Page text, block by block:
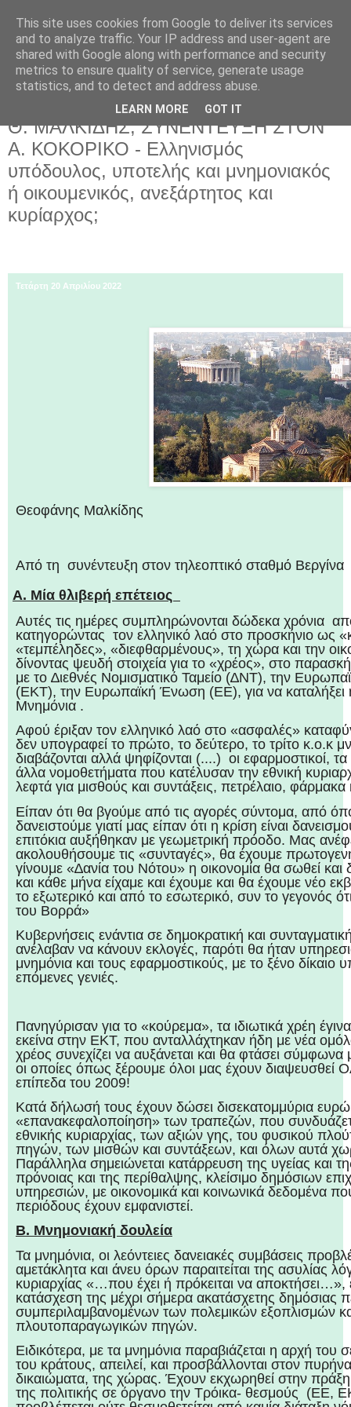
Τετάρτη 20 Απριλίου 2022
Θ. ΜΑΛΚΙΔΗΣ, ΣΥΝΕΝΤΕΥΞΗ ΣΤΟΝ
Α. ΚΟΚΟΡΙΚΟ - Ελληνισμός
υπόδουλος, υποτελής και μνημονιακός
ή οικουμενικός, ανεξάρτητος και
κυρίαρχος;
Τετάρτη 20 Απριλίου 2022
Θεοφάνης Μαλκίδης
Από τη συνέντευξη στον τηλεοπτικό σταθμό Βεργίνα
A. Μία θλιβερή επέτειος
Αυτές τις ημέρες συμπληρώνονται δώδεκα χρόνια
κατηγορώντας τον ελληνικό λαό στο προσκήνιο ως
«τεμπέληδες», «διεφθαρμένους», τη χώρα και την
δίνοντας ψευδή στοιχεία για το «χρέος», στο
με το ∆ιεθνές Νομισματικό Ταμείο (∆ΝΤ), την
(ΕΚΤ), την Ευρωπαϊκή Ένωση (ΕΕ), για να
Μνημόνια .
Αφού έριξαν τον ελληνικό λαό στο «ασφαλές»
δεν υπογραφεί το πρώτο, το δεύτερο, το τρίτο κ.ο.κ
διαβάζονται αλλά ψηφίζονται (....) οι εφαρμοστικοί,
άλλα νομοθετήματα που κατέλυσαν την εθνική
λεφτά για μισθούς και συντάξεις, πετρέλαιο, φάρμακα
Είπαν ότι θα βγούμε από τις αγορές σύντομα, από
δανειστούμε γιατί μας είπαν ότι η κρίση είναι
επιτόκια αυξήθηκαν με γεωμετρική πρόοδο. Μας
ακολουθήσουμε τις «συνταγές», θα έχουμε
γίνουμε «∆ανία του Νότου» η οικονομία θα σωθεί και
και κάθε μήνα είχαμε και έχουμε και θα έχουμε νέο
το εξωτερικό και από το εσωτερικό, συν το γεγονός
του Βορρά»
Κυβερνήσεις ενάντια σε δημοκρατική και
ανέλαβαν να κάνουν εκλογές, παρότι θα ήταν
μνημόνια και τους εφαρμοστικούς, με το ξένο δίκαιο
επόμενες γενιές.
Πανηγύρισαν για το «κούρεμα», τα ιδιωτικά χρέη
εκείνα στην ΕΚΤ, που ανταλλάχτηκαν ήδη με νέα
χρέος συνεχίζει να αυξάνεται και θα φτάσει σύμφωνα
οι οποίες όπως ξέρουμε όλοι μας έχουν διαψευσθεί
επίπεδα του 2009!
Κατά δήλωσή τους έχουν δώσει δισεκατομμύρια ευρώ
«επανακεφαλοποίηση» των τραπεζών, που
εθνικής κυριαρχίας, των αξιών γης, του φυσικού
πηγών, των μισθών και συντάξεων, και όλων αυτά
Παράλληλα σημειώνεται κατάρρευση της υγείας και
πρόνοιας και της περίθαλψης, κλείσιμο δημόσιων
υπηρεσιών, με οικονομικά και κοινωνικά δεδομένα
περιόδους έχουν εμφανιστεί.
Β. Μνημονιακή δουλεία
Τα μνημόνια, οι λεόντειες δανειακές συμβάσεις
αμετάκλητα και άνευ όρων παραιτείται της ασυλίας
κυριαρχίας «…που έχει ή πρόκειται να αποκτήσει…»,
κατάσχεση της μέχρι σήμερα ακατάσχετης δημόσιας
συμπεριλαμβανομένων των πολεμικών εξοπλισμών
πλουτοπαραγωγικών πηγών.
Ειδικότερα, με τα μνημόνια παραβιάζεται η αρχή του
του κράτους, απειλεί, και προσβάλλονται στον
δικαιώματα, της χώρας. Έχουν εκχωρηθεί στην
της πολιτικής σε όργανο την Τρόικα- θεσμούς (ΕΕ,
This site uses cookies from Google to deliver its services
and to analyze traffic. Your IP address and user-agent are
shared with Google along with performance and security
metrics to ensure quality of service, generate usage
statistics, and to detect and address abuse.
LEARN MORE GOT IT